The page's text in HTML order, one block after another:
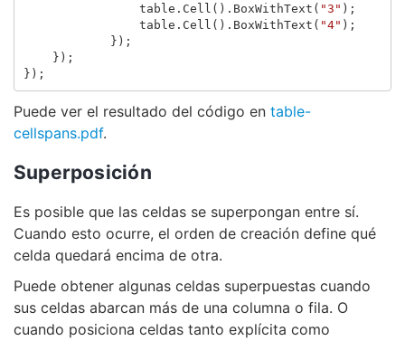
table . Cell (). BoxWithText ( "3" );
table . Cell (). BoxWithText ( "4" );
});
});
});
Puede ver el resultado del código en table-
cellspans.pdf.
Superposición
Es posible que las celdas se superpongan entre sí.
Cuando esto ocurre, el orden de creación define qué
celda quedará encima de otra.
Puede obtener algunas celdas superpuestas cuando
sus celdas abarcan más de una columna o fila. O
cuando posiciona celdas tanto explícita como